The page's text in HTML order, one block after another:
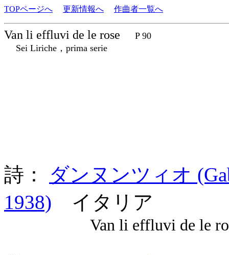
TOPページへ 更新情報へ 作曲者一覧へ
Van li effluvi de le rose
P 90
Sei Liriche，prima serie
詩： ダンヌンツィオ
1938) イタリア
Van li effluvi de le